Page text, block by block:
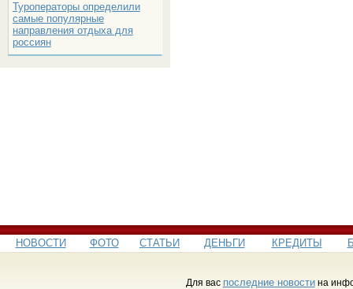
Туроператоры определили
самые популярные
направления отдыха для
россиян
НОВОСТИ ФОТО СТАТЬИ ДЕНЬГИ КРЕДИТЫ
Для вас последние новостина